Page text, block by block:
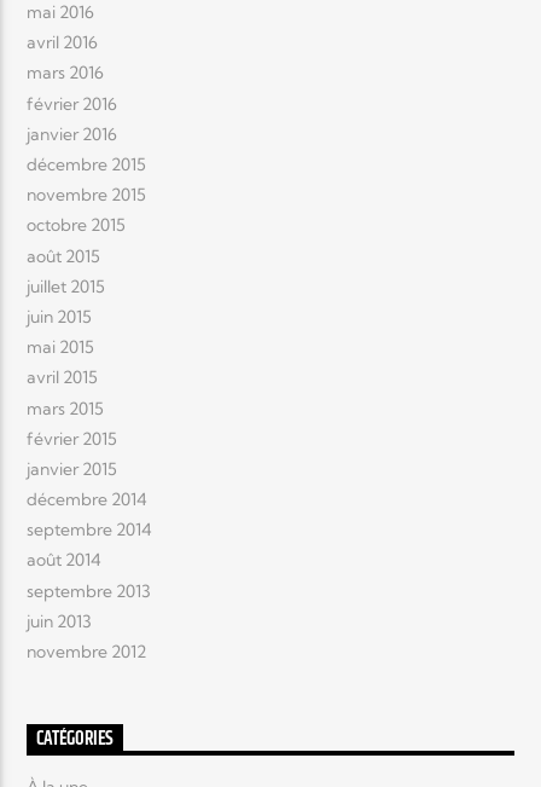
mai 2016
avril 2016
mars 2016
février 2016
janvier 2016
décembre 2015
novembre 2015
octobre 2015
août 2015
juillet 2015
juin 2015
mai 2015
avril 2015
mars 2015
février 2015
janvier 2015
décembre 2014
septembre 2014
août 2014
septembre 2013
juin 2013
novembre 2012
CATÉGORIES